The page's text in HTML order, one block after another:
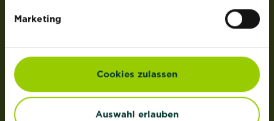
Marketing
Cookies zulassen
Auswahl erlauben
Dünger
Grundstoffe